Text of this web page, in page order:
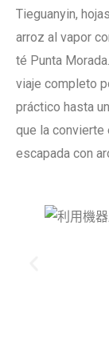
Tieguanyin,
arroz al vapor
té Punta
viaje completo
práctico hasta
que la convierte
escapada con